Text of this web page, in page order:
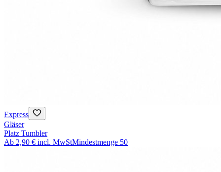
Express
Gläser
Platz Tumbler
Ab 2,90 € incl. MwStMindestmenge 50